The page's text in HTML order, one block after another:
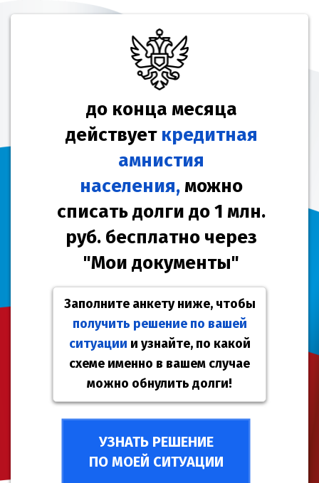
до конца месяца
действует кредитная
амнистия
населения, можно
списать долги до 1 млн.
руб. бесплатно через
"Мои документы"
Заполните анкету ниже, чтобы
получить решение по вашей
ситуации и узнайте, по какой
схеме именно в вашем случае
можно обнулить долги!
УЗНАТЬ РЕШЕНИЕ
ПО МОЕЙ СИТУАЦИИ